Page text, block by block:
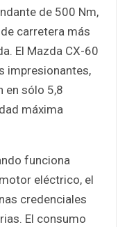
de 500 Nm,
carretera más
El Mazda CX-60
impresionantes,
en sólo 5,8
máxima
funciona
eléctrico, el
credenciales
El consumo